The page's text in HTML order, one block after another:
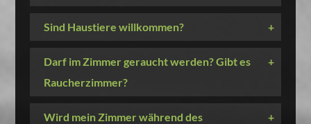
Sind Haustiere willkommen? +
Darf im Zimmer geraucht werden? Gibt es
Raucherzimmer?
+
Wird mein Zimmer während des
+